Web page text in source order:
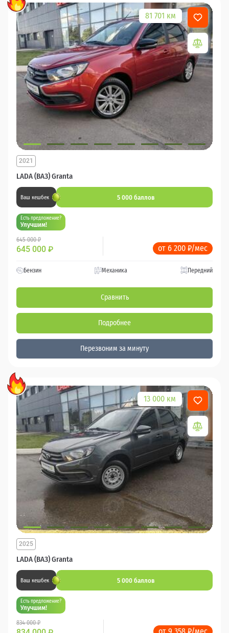
81 701 км
LADA (ВАЗ) Granta
2021
Ваш кешбек 5 000 баллов
Есть предложение?
Улучшим!
645 000 ₽
645 000 ₽ от 6 200 ₽/мес
Бензин Механика Передний
Сравнить
Подробнее
Перезвоним за минуту
13 000 км
LADA (ВАЗ) Granta
2025
Ваш кешбек 5 000 баллов
Есть предложение?
Улучшим!
834 000 ₽